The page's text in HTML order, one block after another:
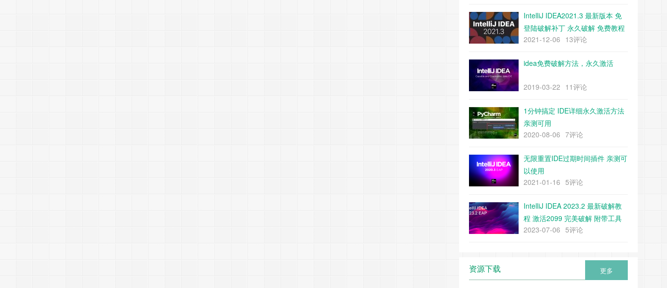
IntelliJ IDEA2021.3 最新版本 免
登陆破解补丁 永久破解 免费教程
（附带补丁下载）
2021-12-06 13评论
idea免费破解方法，永久激活
2019-03-22 11评论
1分钟搞定 IDE详细永久激活方法
亲测可用
2020-08-06 7评论
无限重置IDE过期时间插件 亲测可
以使用
2021-01-16 5评论
IntelliJ IDEA 2023.2 最新破解教
程 激活2099 完美破解 附带工具
下载
2023-07-06 5评论
更多
资源下载